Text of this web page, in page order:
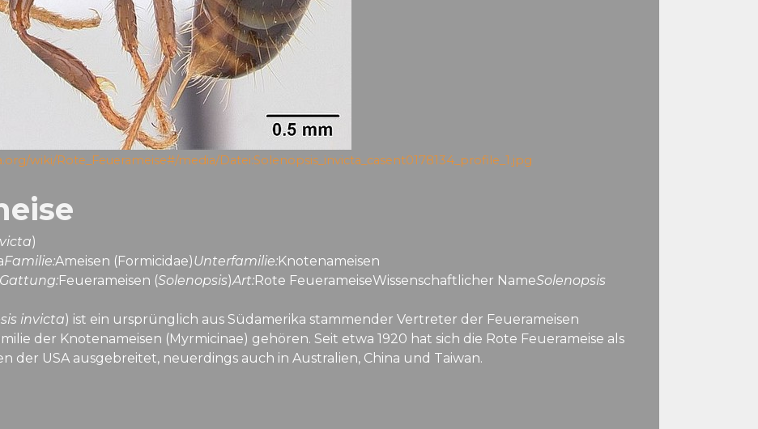
wiki/Rote_Feuerameise#/media/Datei:Solenopsis_invicta_casent0178134_profile_1.jpg
)
Familie:Ameisen (Formicidae)Unterfamilie:Knotenameisen
Gattung:Feuerameisen (Solenopsis)Art:Rote FeuerameiseWissenschaftlicher NameSolenopsis
invicta) ist ein ursprünglich aus Südamerika stammender Vertreter der Feuerameisen
der Knotenameisen (Myrmicinae) gehören. Seit etwa 1920 hat sich die Rote Feuerameise als
der USA ausgebreitet, neuerdings auch in Australien, China und Taiwan.